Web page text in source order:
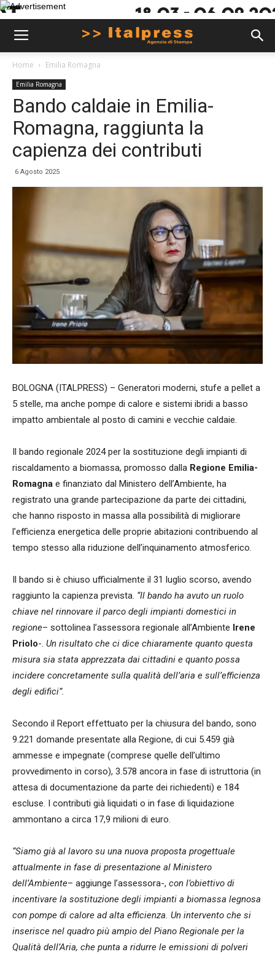
Home Emilia Romagna
Emilia Romagna
Bando caldaie in Emilia-
Romagna, raggiunta la
capienza dei contributi
6 Agosto 2025
BOLOGNA (ITALPRESS) – Generatori moderni, stufe a pellet a
5 stelle, ma anche pompe di calore e sistemi ibridi a basso
impatto ambientale al posto di camini e vecchie caldaie.
Il bando regionale 2024 per la sostituzione degli impianti di
riscaldamento a biomassa, promosso dalla Regione Emilia-
Romagna e finanziato dal Ministero dell’Ambiente, ha
registrato una grande partecipazione da parte dei cittadini,
che hanno risposto in massa alla possibilità di migliorare
l’efficienza energetica delle proprie abitazioni contribuendo al
tempo stesso alla riduzione dell’inquinamento atmosferico.
Il bando si è chiuso ufficialmente il 31 luglio scorso, avendo
raggiunto la capienza prevista. “Il bando ha avuto un ruolo
chiave nel rinnovare il parco degli impianti domestici in
regione– sottolinea l’assessora regionale all’Ambiente Irene
Priolo-. Un risultato che ci dice chiaramente quanto questa
misura sia stata apprezzata dai cittadini e quanto possa
incidere concretamente sulla qualità dell’aria e sull’efficienza
degli edifici”.
Secondo il Report effettuato per la chiusura del bando, sono
9.221 domande presentate alla Regione, di cui 5.459 già
ammesse e impegnate (comprese quelle dell’ultimo
provvedimento in corso), 3.578 ancora in fase di istruttoria (in
attesa di documentazione da parte dei richiedenti) e 184
escluse. I contributi già liquidati o in fase di liquidazione
ammontano a circa 17,9 milioni di euro.
“Siamo già al lavoro su una nuova proposta progettuale
attualmente in fase di presentazione al Ministero
dell’Ambiente– aggiunge l’assessora-, con l’obiettivo di
incentivare la sostituzione degli impianti a biomassa legnosa
con pompe di calore ad alta efficienza. Un intervento che si
inserisce nel quadro più ampio del Piano Regionale per la
Qualità dell’Aria, che punta a ridurre le emissioni di polveri